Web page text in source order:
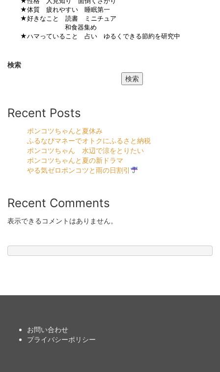
★体質 疲れやすい 睡眠第一
★好きなこと 読書 ミニチュア
和食器集め
★ハマっていること 占い ゆるくできる節約を研究中
検索
検索
Recent Posts
ポンコツちゃんと夏休み
ふるなびマネーでオトクにふるさと納税
ポンコツちゃん 水辺で涼をとりたい
ポンコツちゃんと夏の新ドラマ
やる気ゼロポンコツと雨の日割引
Recent Comments
表示できるコメントはありません。
お問い合わせ
プライバシーポリシー